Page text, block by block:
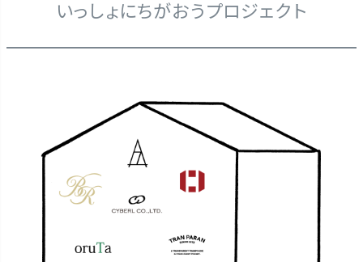
いっしょにちがおうプロジェクト